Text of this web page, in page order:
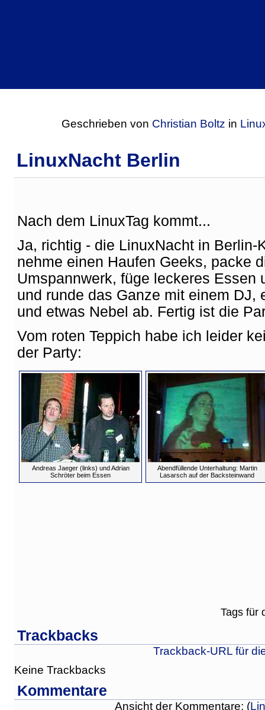
Geschrieben von Christian Boltz in
LinuxNacht Berlin
Nach dem LinuxTag kommt...
Ja, richtig - die LinuxNacht in Berlin-
nehme einen Haufen Geeks, packe
Umspannwerk, füge leckeres Essen
und runde das Ganze mit einem DJ,
und etwas Nebel ab. Fertig ist die
Vom roten Teppich habe ich leider
der Party:
Andreas Jaeger (links) und Adrian
Schröter beim Essen
Abendfüllende Unterhaltung: Martin
Lasarsch auf der Backsteinwand
Tags für
Trackbacks
Trackback-URL für
Keine Trackbacks
Kommentare
Ansicht der Kommentare: (